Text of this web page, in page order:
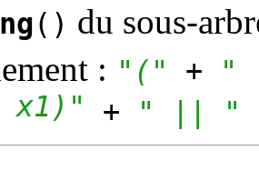
() du sous-
: "(" + "
+ " || "